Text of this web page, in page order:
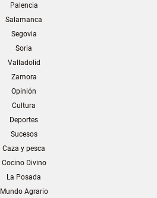
Palencia
Salamanca
Segovia
Soria
Valladolid
Zamora
Opinión
Cultura
Deportes
Sucesos
Caza y pesca
Cocino Divino
La Posada
Mundo Agrario